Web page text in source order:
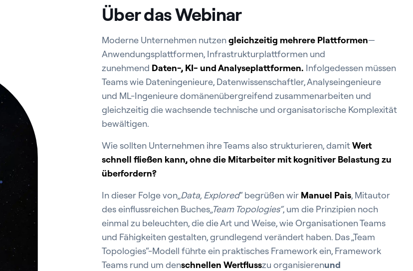
Über das Webinar
Moderne Unternehmen nutzengleichzeitig mehrere Plattformen—
Anwendungsplattformen, Infrastrukturplattformen und
zunehmend Daten-, KI- und Analyseplattformen. Infolgedessen müssen
Teams wie Dateningenieure, Datenwissenschaftler, Analyseingenieure
und ML-Ingenieure domänenübergreifend zusammenarbeiten und
gleichzeitig die wachsende technische und organisatorische Komplexität
bewältigen.
Wie sollten Unternehmen ihre Teams also strukturieren, damitWert
schnell fließen kann, ohne die Mitarbeiter mit kognitiver Belastung zu
überfordern?
In dieser Folge von„Data, Explored“ begrüßen wir Manuel Pais, Mitautor
des einflussreichen Buches„Team Topologies“, um die Prinzipien noch
einmal zu beleuchten, die die Art und Weise, wie Organisationen Teams
und Fähigkeiten gestalten, grundlegend verändert haben. Das „Team
Topologies“-Modell führte ein praktisches Framework ein, Framework
Teams rund um denschnellen Wertflusszu organisierenund